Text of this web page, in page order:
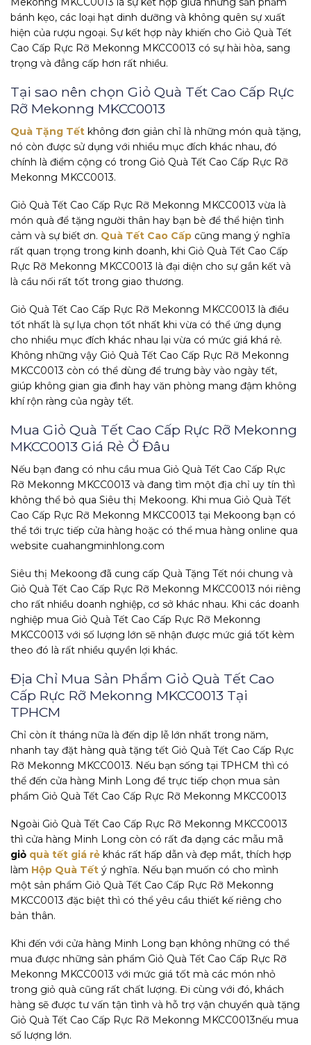
bánh kẹo, các loại hạt dinh dưỡng và không quên sự xuất
hiện của rượu ngoại. Sự kết hợp này khiến cho Giỏ Quà Tết
Cao Cấp Rực Rỡ Mekonng MKCC0013 có sự hài hòa, sang
trọng và đẳng cấp hơn rất nhiều.
Tại sao nên chọn Giỏ Quà Tết Cao Cấp Rực
Rỡ Mekonng MKCC0013
Quà Tặng Tết không đơn giản chỉ là những món quà tặng,
nó còn được sử dụng với nhiều mục đích khác nhau, đó
chính là điểm cộng có trong Giỏ Quà Tết Cao Cấp Rực Rỡ
Mekonng MKCC0013.
Giỏ Quà Tết Cao Cấp Rực Rỡ Mekonng MKCC0013 vừa là
món quà để tặng người thân hay bạn bè để thể hiện tình
cảm và sự biết ơn. Quà Tết Cao Cấp cũng mang ý nghĩa
rất quan trọng trong kinh doanh, khi Giỏ Quà Tết Cao Cấp
Rực Rỡ Mekonng MKCC0013 là đại diện cho sự gắn kết và
là cầu nối rất tốt trong giao thương.
Giỏ Quà Tết Cao Cấp Rực Rỡ Mekonng MKCC0013 là điều
tốt nhất là sự lựa chọn tốt nhất khi vừa có thể ứng dụng
cho nhiều mục đích khác nhau lại vừa có mức giá khá rẻ.
Không những vậy Giỏ Quà Tết Cao Cấp Rực Rỡ Mekonng
MKCC0013 còn có thể dùng để trưng bày vào ngày tết,
giúp không gian gia đình hay văn phòng mang đậm không
khí rộn ràng của ngày tết.
Mua Giỏ Quà Tết Cao Cấp Rực Rỡ Mekonng
MKCC0013 Giá Rẻ Ở Đâu
Nếu bạn đang có nhu cầu mua Giỏ Quà Tết Cao Cấp Rực
Rỡ Mekonng MKCC0013 và đang tìm một địa chỉ uy tín thì
không thể bỏ qua Siêu thị Mekoong. Khi mua Giỏ Quà Tết
Cao Cấp Rực Rỡ Mekonng MKCC0013 tại Mekoong bạn có
thể tới trực tiếp cửa hàng hoặc có thể mua hàng online qua
website cuahangminhlong.com
Siêu thị Mekoong đã cung cấp Quà Tặng Tết nói chung và
Giỏ Quà Tết Cao Cấp Rực Rỡ Mekonng MKCC0013 nói riêng
cho rất nhiều doanh nghiệp, cơ sở khác nhau. Khi các doanh
nghiệp mua Giỏ Quà Tết Cao Cấp Rực Rỡ Mekonng
MKCC0013 với số lượng lớn sẽ nhận được mức giá tốt kèm
theo đó là rất nhiều quyền lợi khác.
Địa Chỉ Mua Sản Phẩm Giỏ Quà Tết Cao
Cấp Rực Rỡ Mekonng MKCC0013 Tại
TPHCM
Chỉ còn ít tháng nữa là đến dịp lễ lớn nhất trong năm,
nhanh tay đặt hàng quà tặng tết Giỏ Quà Tết Cao Cấp Rực
Rỡ Mekonng MKCC0013. Nếu bạn sống tại TPHCM thì có
thể đến cửa hàng Minh Long để trực tiếp chọn mua sản
phẩm Giỏ Quà Tết Cao Cấp Rực Rỡ Mekonng MKCC0013
Ngoài Giỏ Quà Tết Cao Cấp Rực Rỡ Mekonng MKCC0013
thì cửa hàng Minh Long còn có rất đa dạng các mẫu mã
giỏ quà tết giá rẻ khác rất hấp dẫn và đẹp mắt, thích hợp
làm Hộp Quà Tết ý nghĩa. Nếu bạn muốn có cho mình
một sản phẩm Giỏ Quà Tết Cao Cấp Rực Rỡ Mekonng
MKCC0013 đặc biệt thì có thể yêu cầu thiết kế riêng cho
bản thân.
Khi đến với cửa hàng Minh Long bạn không những có thể
mua được những sản phẩm Giỏ Quà Tết Cao Cấp Rực Rỡ
Mekonng MKCC0013 với mức giá tốt mà các món nhỏ
trong giỏ quà cũng rất chất lượng. Đi cùng với đó, khách
hàng sẽ được tư vấn tận tình và hỗ trợ vận chuyển quà tặng
Giỏ Quà Tết Cao Cấp Rực Rỡ Mekonng MKCC0013nếu mua
số lượng lớn.